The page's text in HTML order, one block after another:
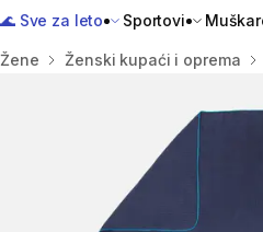
🌊 Sve za leto Sportovi
Početna stranica
Žene Ženski kupaći i oprema